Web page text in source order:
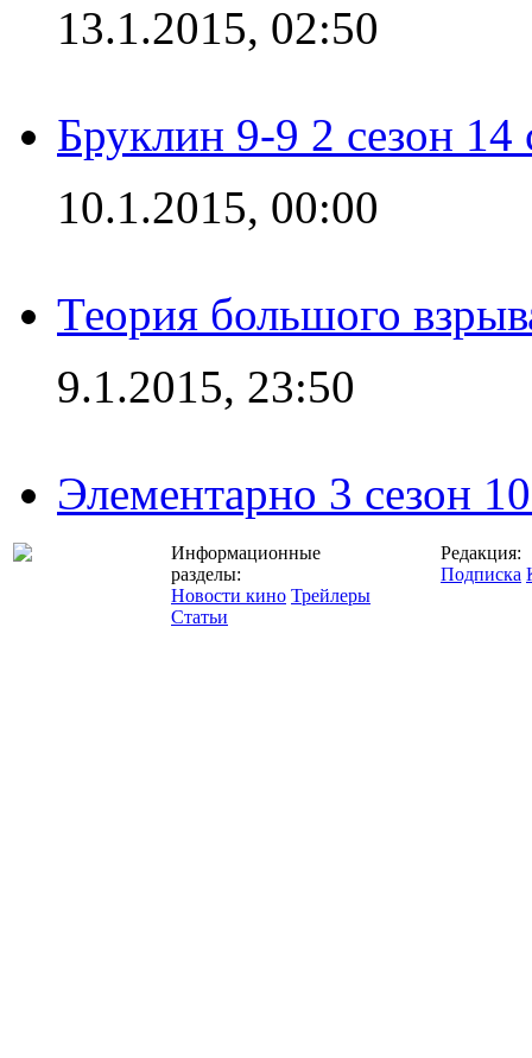
13.1.2015, 02:50
Бруклин 9-9 2 сезон 14
10.1.2015, 00:00
Теория большого
9.1.2015, 23:50
Элементарно 3 сезон
Информационные
разделы:
Новости кино Трейлеры
Статьи
Редакция:
Подписка